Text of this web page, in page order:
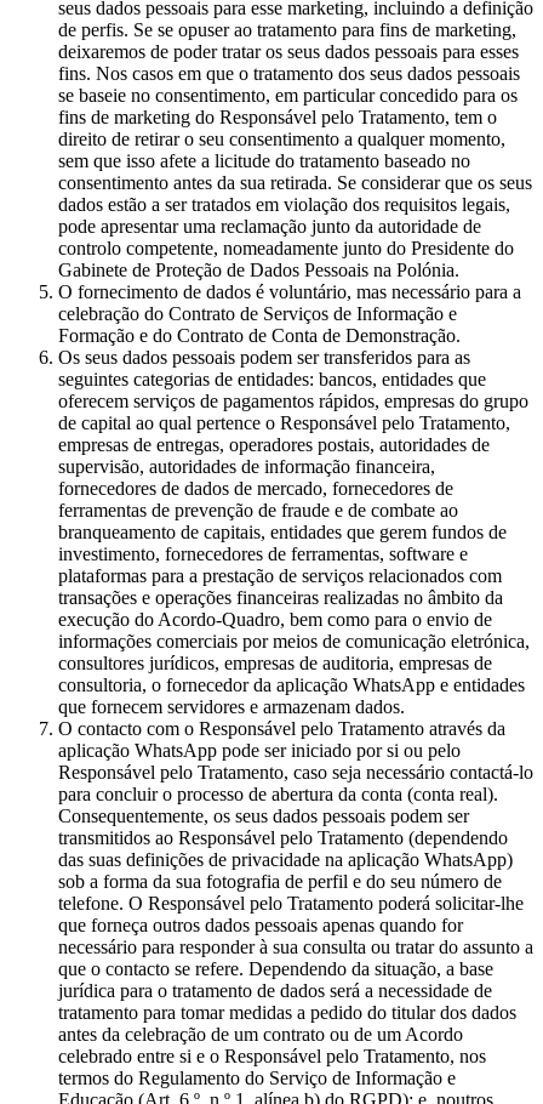
seus dados pessoais para esse marketing, incluindo a definição
de perfis. Se se opuser ao tratamento para fins de marketing,
deixaremos de poder tratar os seus dados pessoais para esses
fins. Nos casos em que o tratamento dos seus dados pessoais
se baseie no consentimento, em particular concedido para os
fins de marketing do Responsável pelo Tratamento, tem o
direito de retirar o seu consentimento a qualquer momento,
sem que isso afete a licitude do tratamento baseado no
consentimento antes da sua retirada. Se considerar que os seus
dados estão a ser tratados em violação dos requisitos legais,
pode apresentar uma reclamação junto da autoridade de
controlo competente, nomeadamente junto do Presidente do
Gabinete de Proteção de Dados Pessoais na Polónia.
O fornecimento de dados é voluntário, mas necessário para a
celebração do Contrato de Serviços de Informação e
Formação e do Contrato de Conta de Demonstração.
Os seus dados pessoais podem ser transferidos para as
seguintes categorias de entidades: bancos, entidades que
oferecem serviços de pagamentos rápidos, empresas do grupo
de capital ao qual pertence o Responsável pelo Tratamento,
empresas de entregas, operadores postais, autoridades de
supervisão, autoridades de informação financeira,
fornecedores de dados de mercado, fornecedores de
ferramentas de prevenção de fraude e de combate ao
branqueamento de capitais, entidades que gerem fundos de
investimento, fornecedores de ferramentas, software e
plataformas para a prestação de serviços relacionados com
transações e operações financeiras realizadas no âmbito da
execução do Acordo-Quadro, bem como para o envio de
informações comerciais por meios de comunicação eletrónica,
consultores jurídicos, empresas de auditoria, empresas de
consultoria, o fornecedor da aplicação WhatsApp e entidades
que fornecem servidores e armazenam dados.
O contacto com o Responsável pelo Tratamento através da
aplicação WhatsApp pode ser iniciado por si ou pelo
Responsável pelo Tratamento, caso seja necessário contactá-lo
para concluir o processo de abertura da conta (conta real).
Consequentemente, os seus dados pessoais podem ser
transmitidos ao Responsável pelo Tratamento (dependendo
das suas definições de privacidade na aplicação WhatsApp)
sob a forma da sua fotografia de perfil e do seu número de
telefone. O Responsável pelo Tratamento poderá solicitar-lhe
que forneça outros dados pessoais apenas quando for
necessário para responder à sua consulta ou tratar do assunto a
que o contacto se refere. Dependendo da situação, a base
jurídica para o tratamento de dados será a necessidade de
tratamento para tomar medidas a pedido do titular dos dados
antes da celebração de um contrato ou de um Acordo
celebrado entre si e o Responsável pelo Tratamento, nos
termos do Regulamento do Serviço de Informação e
Educação (Art. 6.º, n.º 1, alínea b) do RGPD); e, noutros